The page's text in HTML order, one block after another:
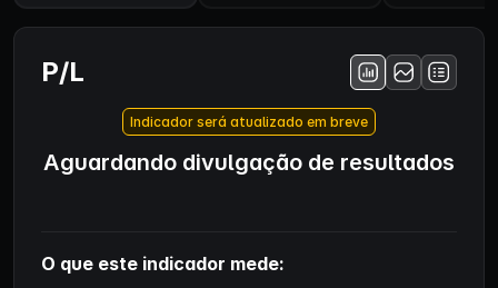
P/L
Indicador será atualizado em breve
Aguardando divulgação de resultados
O que este indicador mede: